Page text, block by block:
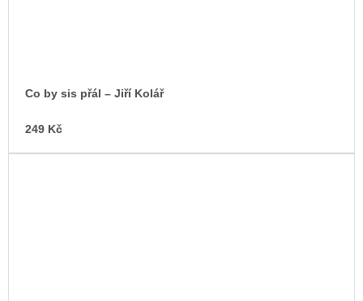
Co by sis přál – Jiří Kolář
249 Kč